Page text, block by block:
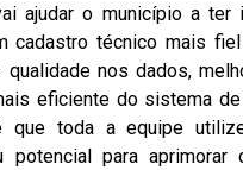
ajudar o município a ter
cadastro técnico mais
nos dados,
eficiente do sistema
que toda a equipe
potencial para